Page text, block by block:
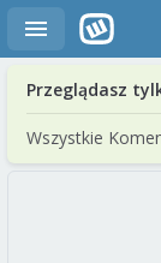
Przeglądasz
Wszystkie